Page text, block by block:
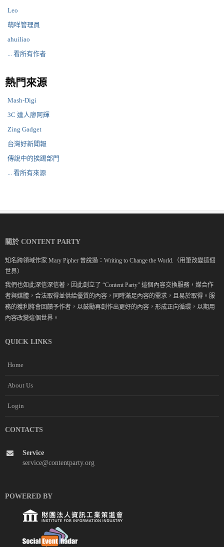
Leo
萌咩管理員
ahuiliao
... 看所有作者
熱門來源
Mash-Digi
3C 達人廖阿輝
Zing Gadget
台灣好新聞報
傳說中的挨踢部門
... 看所有來源
關於 CONTENT PARTY
知名跨領域作家 Mary Pipher 曾說過：Writing to Change the World.（用筆改變這個
世界）
我們也如此深信深信著，因此創立了 “Content Party" 這個內容交換服務，媒合作
者與媒體，合法取得並供給優質的內容，同時滿足內容的需求，且易於取得。服
務的獲利將會回饋予作者，以鼓勵再創作出更好的內容，形成正向循環，以期用
內容改變這個世界。
QUICK LINKS
Home
About Us
Login
CONTACTS
Service
service@contentparty.org
POWERED BY